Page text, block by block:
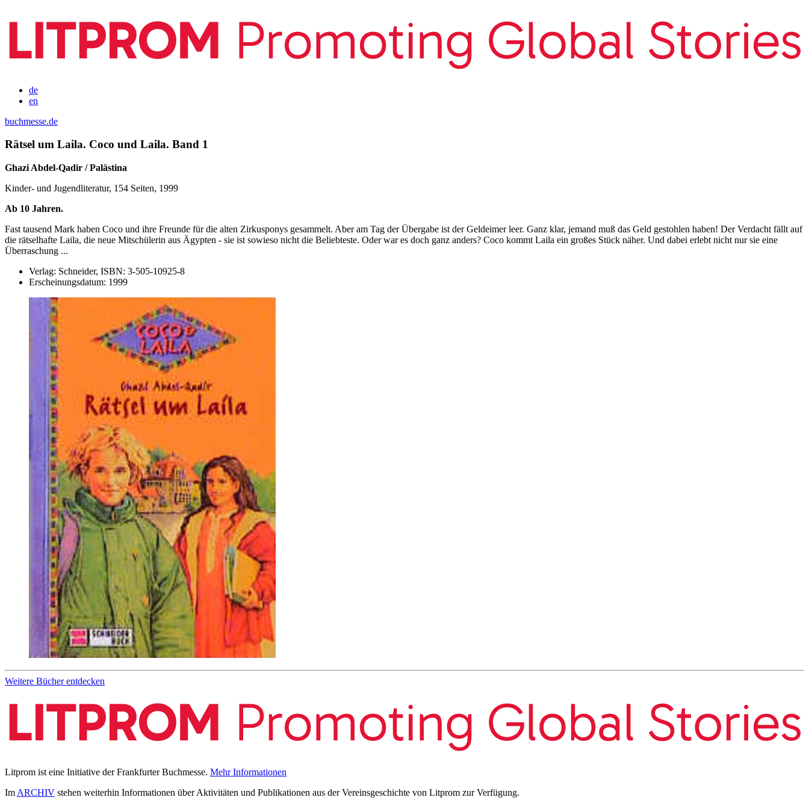
de
en
buchmesse.de
Rätsel um Laila. Coco und Laila. Band 1
Ghazi Abdel-Qadir / Palästina
Kinder- und Jugendliteratur, 154 Seiten, 1999
Ab 10 Jahren.
Fast tausend Mark haben Coco und ihre Freunde für die alten Zirkusponys gesammelt. Aber am Tag der Übergabe ist der Geldeimer leer. Ganz klar, jemand muß das Geld gestohlen haben! Der Verdacht fällt auf
die rätselhafte Laila, die neue Mitschülerin aus Ägypten - sie ist sowieso nicht die Beliebteste. Oder war es doch ganz anders? Coco kommt Laila ein großes Stück näher. Und dabei erlebt nicht nur sie eine
Überraschung ...
Verlag: Schneider, ISBN: 3-505-10925-8
Erscheinungsdatum: 1999
Weitere Bücher entdecken
Litprom ist eine Initiative der Frankfurter Buchmesse. Mehr Informationen
Im ARCHIV stehen weiterhin Informationen über Aktivitäten und Publikationen aus der Vereinsgeschichte von Litprom zur Verfügung.